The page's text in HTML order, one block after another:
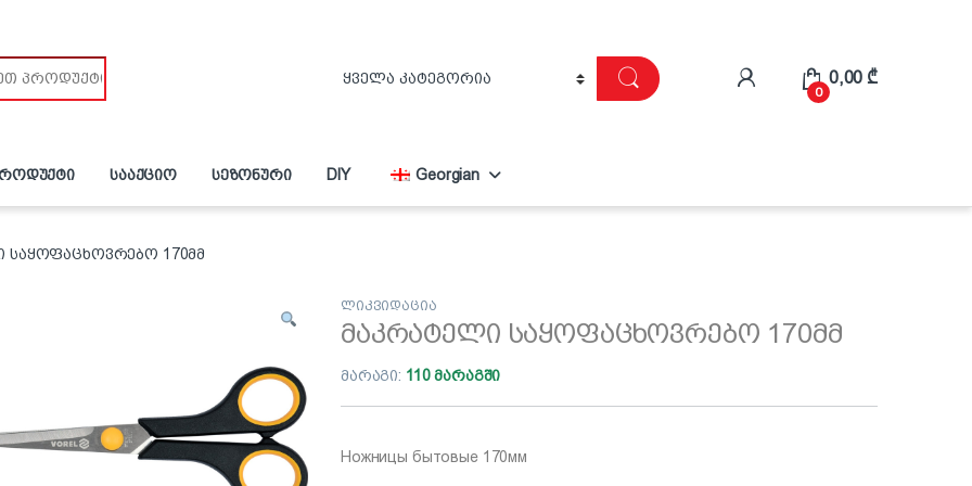
0
0,00 ₾
სააქციო სეზონური DIY Georgian
საყოფაცხოვრებო 170მმ
ლიკვიდაცია
მაკრატელი საყოფაცხოვრებო 170მმ
მარაგი: 110 მარაგში
Ножницы бытовые 170мм